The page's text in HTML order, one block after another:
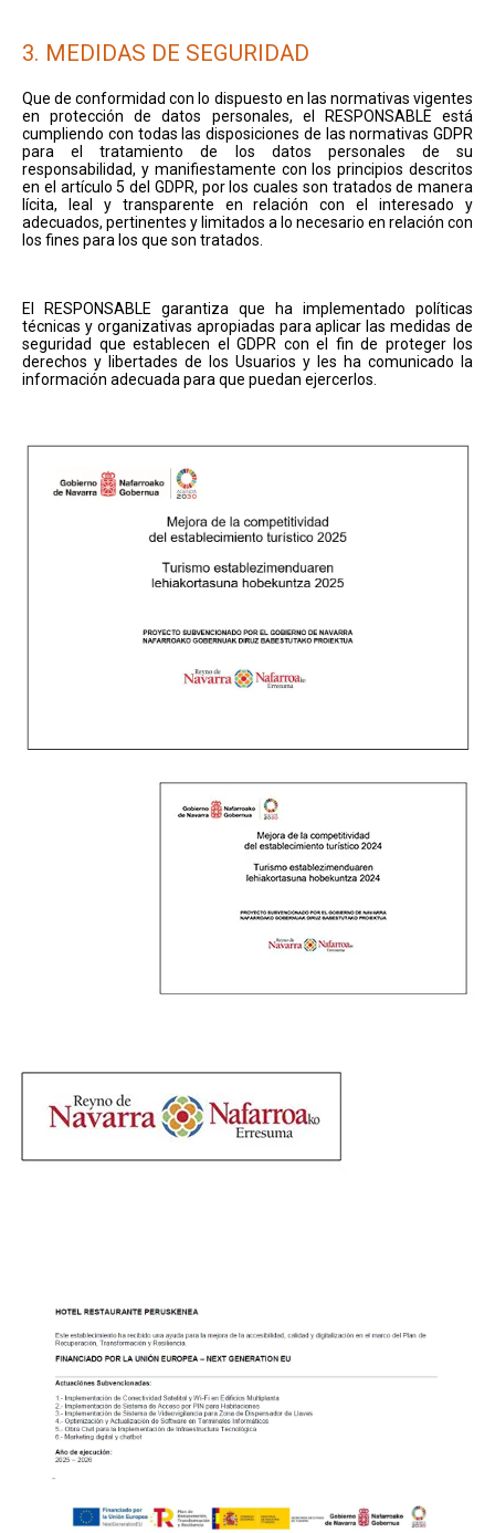
3. MEDIDAS DE SEGURIDAD
Que de conformidad con lo dispuesto en las normativas vigentes
en protección de datos personales, el RESPONSABLE está
cumpliendo con todas las disposiciones de las normativas GDPR
para el tratamiento de los datos personales de su
responsabilidad, y manifiestamente con los principios descritos
en el artículo 5 del GDPR, por los cuales son tratados de manera
lícita, leal y transparente en relación con el interesado y
adecuados, pertinentes y limitados a lo necesario en relación con
los fines para los que son tratados.
El RESPONSABLE garantiza que ha implementado políticas
técnicas y organizativas apropiadas para aplicar las medidas de
seguridad que establecen el GDPR con el fin de proteger los
derechos y libertades de los Usuarios y les ha comunicado la
información adecuada para que puedan ejercerlos.